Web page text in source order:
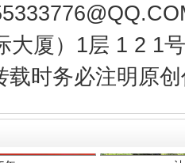
大厦）1层 1 2 1
载时务必注明原
年